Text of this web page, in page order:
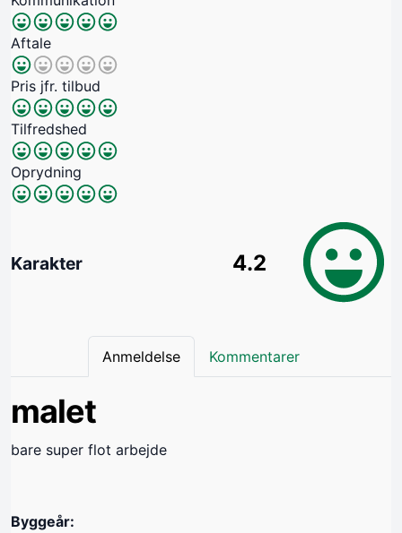
Aftale
Pris jfr. tilbud
Tilfredshed
Oprydning
Karakter 4.2
Anmeldelse Kommentarer
malet
bare super flot arbejde
Byggeår: